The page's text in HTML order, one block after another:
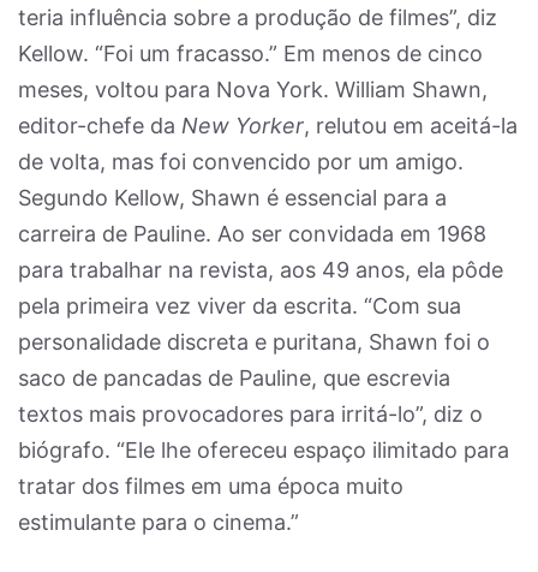
teria influência sobre a produção de filmes”, diz
Kellow. “Foi um fracasso.” Em menos de cinco
meses, voltou para Nova York. William Shawn,
editor-chefe da New Yorker, relutou em aceitá-la
de volta, mas foi convencido por um amigo.
Segundo Kellow, Shawn é essencial para a
carreira de Pauline. Ao ser convidada em 1968
para trabalhar na revista, aos 49 anos, ela pôde
pela primeira vez viver da escrita. “Com sua
personalidade discreta e puritana, Shawn foi o
saco de pancadas de Pauline, que escrevia
textos mais provocadores para irritá-lo”, diz o
biógrafo. “Ele lhe ofereceu espaço ilimitado para
tratar dos filmes em uma época muito
estimulante para o cinema.”